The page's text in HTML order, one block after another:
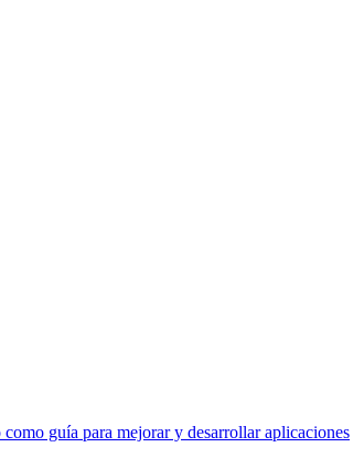
guía para mejorar y desarrollar aplicaciones